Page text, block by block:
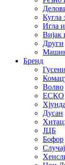
Кугла
Игла
Вијак
Други
Бренд
Волво
ЕСКО
Дусан
ЈЦБ
Бофор
Случај